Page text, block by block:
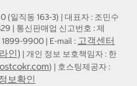
(일직동 163-3) | 대표자 : 조민수
| 통신판매업 신고번호 : 제
1899-9900 | E-mail : 고객센터
인) | 개인 정보 보호책임자 : 한
) | 호스팅제공자 :
보확인